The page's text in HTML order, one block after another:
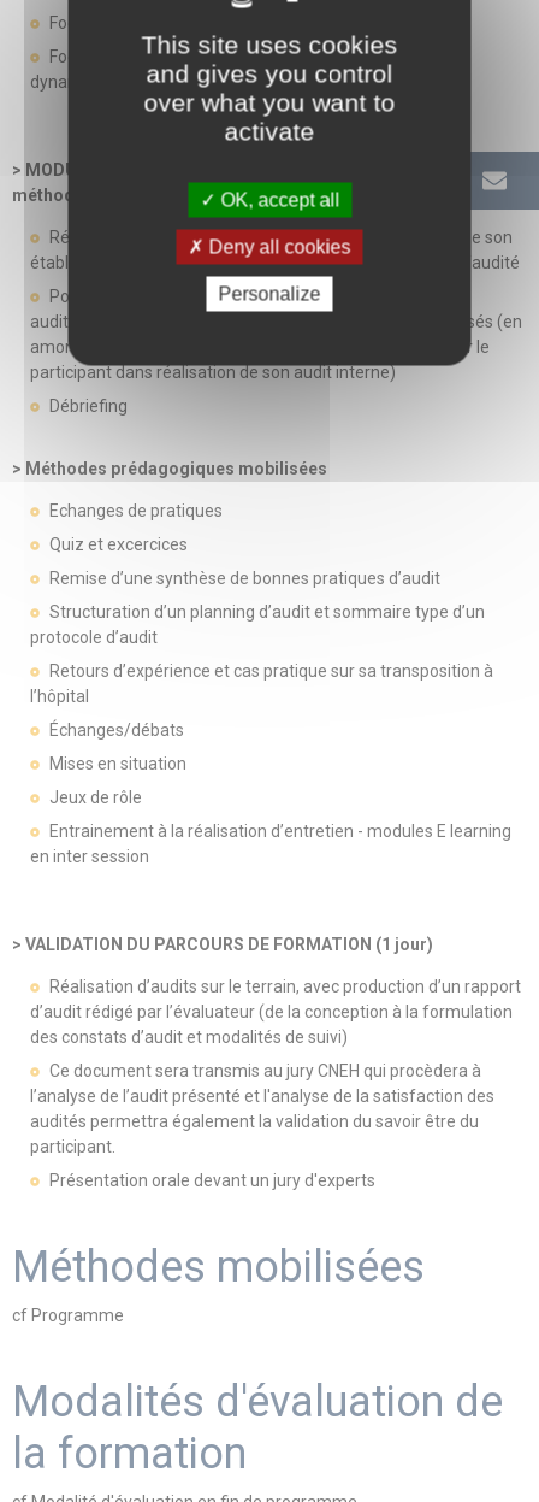
Focus « spécificités mode de prise en charge »
Focus « Management de la qualité et sécurité des soins,
dynamique d’amélioration et travail en équipe »
> MODULE 3 (1 jour de suivi en visio) - Expérimenter les
méthodes d’audit
Réalisation d’un audit interne par le participant au sein de son
établissement de santé et retours d’expériences auditeur/audité
Pour cette phase, un suivi à distance par un consultant
auditeur CNEH sera mis en place, avec conseils personnalisés (en
amont et/ou en aval de l’audit interne, afin d’accompagner le
participant dans réalisation de son audit interne)
Débriefing
> Méthodes prédagogiques mobilisées
Echanges de pratiques
Quiz et excercices
Remise d’une synthèse de bonnes pratiques d’audit
Structuration d’un planning d’audit et sommaire type d’un
protocole d’audit
Retours d’expérience et cas pratique sur sa transposition à
l’hôpital
Échanges/débats
Mises en situation
Jeux de rôle
Entrainement à la réalisation d’entretien - modules E learning
en inter session
> VALIDATION DU PARCOURS DE FORMATION (1 jour)
Réalisation d’audits sur le terrain, avec production d’un rapport
d’audit rédigé par l’évaluateur (de la conception à la formulation
des constats d’audit et modalités de suivi)
Ce document sera transmis au jury CNEH qui procèdera à
l’analyse de l’audit présenté et l'analyse de la satisfaction des
audités permettra également la validation du savoir être du
participant.
Présentation orale devant un jury d'experts
Méthodes mobilisées
cf Programme
Modalités d'évaluation de
la formation
This site uses cookies
and gives you control
over what you want to
activate
OK, accept all
Deny all cookies
Personalize